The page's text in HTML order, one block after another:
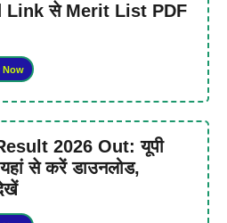
Link से Merit List PDF
Now
2026 Out: यूपी
यहां से करें डाउनलोड,